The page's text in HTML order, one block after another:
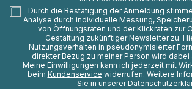
Durch die Bestätigung der Anmeldung
Analyse durch individuelle Messung,
von Öffnungsraten und der Klickraten zur
Gestaltung zukünftiger Newsletter zu.
Nutzungsverhalten in pseudonymisierter
direkter Bezug zu meiner Person wird
Meine Einwilligungen kann ich jederzeit mit
beim Kundenservice widerrufen. Weitere
Sie in unserer